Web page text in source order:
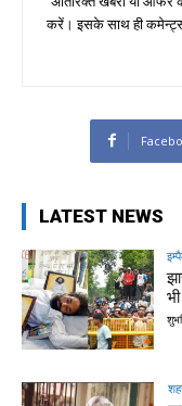
करें। इसके साथ ही कमेन्ट्स
LATEST NEWS
भी